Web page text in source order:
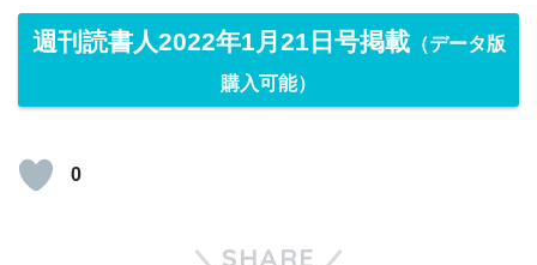
週刊読書人2022年1月21日号掲載（データ版
購入可能）
0
SHARE